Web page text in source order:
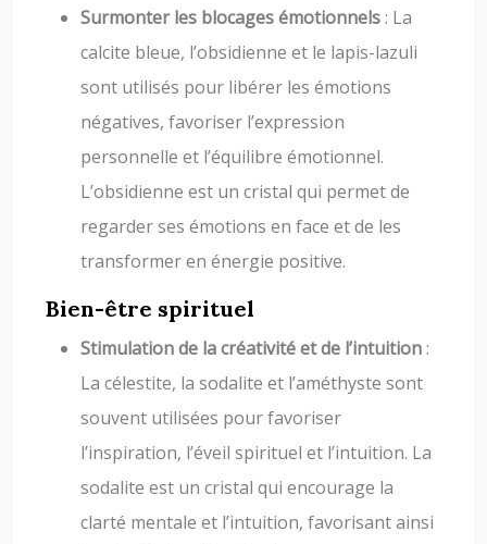
Surmonter les blocages émotionnels: La
calcite bleue, l’obsidienne et le lapis-lazuli
sont utilisés pour libérer les émotions
négatives, favoriser l’expression
personnelle et l’équilibre émotionnel.
L’obsidienne est un cristal qui permet de
regarder ses émotions en face et de les
transformer en énergie positive.
Bien-être spirituel
Stimulation de la créativité et de l’intuition:
La célestite, la sodalite et l’améthyste sont
souvent utilisées pour favoriser
l’inspiration, l’éveil spirituel et l’intuition. La
sodalite est un cristal qui encourage la
clarté mentale et l’intuition, favorisant ainsi